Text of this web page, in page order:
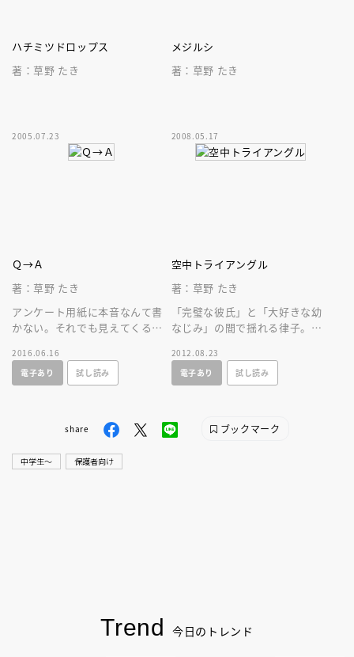
ハチミツドロップス
著：草野 たき
2005.07.23
メジルシ
著：草野 たき
2008.05.17
Ｑ→Ａ
著：草野 たき
アンケート用紙に本音なんて書
かない。それでも見えてくる、
せつない、中３の胸に宿る思
い。青春小説。
2016.06.16
電子あり
試し読み
空中トライアングル
著：草野 たき
「完璧な彼氏」と「大好きな幼
なじみ」の間で揺れる律子。そ
女の感情が複雑にぶつかりあう
青春小説。
2012.08.23
電子あり
試し読み
share ブックマーク
中学生〜 保護者向け
Trend 今日のトレンド